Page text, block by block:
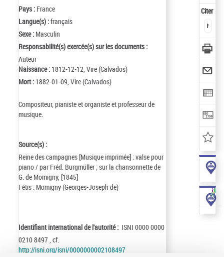
Pays : France
Langue(s) :français
Sexe : Masculin
Responsabilité(s) exercée(s) sur les documents :
Auteur
Naissance : 1812-12-12, Vire (Calvados)
Mort : 1882-01-09, Vire (Calvados)
Compositeur, pianiste et organiste et professeur de
musique.
Source(s) :
Reine des campagnes [Musique imprimée] : valse pour
piano / par Fréd. Burgmüller ; sur la chansonnette de
G. de Momigny, [1845]
Fétis : Momigny (Georges-Joseph de)
Identifiant international de l'autorité : ISNI 0000 0000
0210 8497 , cf.
http://isni.org/isni/0000000002108497
Citer